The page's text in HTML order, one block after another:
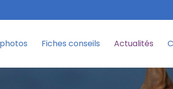
Fiches conseils Actualités